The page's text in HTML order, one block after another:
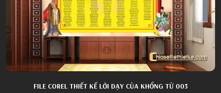
FILE COREL THIẾT KẾ LỜI DẠY CỦA KHỔNG TỬ 003